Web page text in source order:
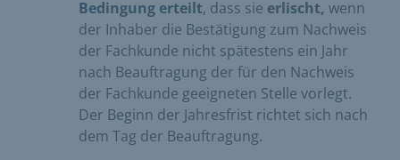
Bedingung erteilt, dass sie erlischt, wenn
der Inhaber die Bestätigung zum Nachweis
der Fachkunde nicht spätestens ein Jahr
nach Beauftragung der für den Nachweis
der Fachkunde geeigneten Stelle vorlegt.
Der Beginn der Jahresfrist richtet sich nach
dem Tag der Beauftragung.